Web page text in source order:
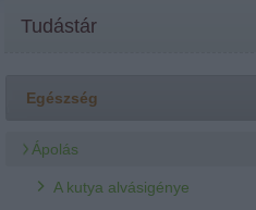
Tudástár
Egészség
Ápolás
A kutya alvásigénye